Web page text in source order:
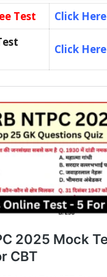
Test
Click Here
Click Here